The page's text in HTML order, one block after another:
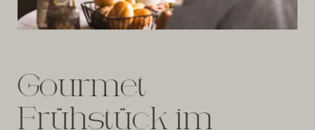
Gourmet
Frühstück im